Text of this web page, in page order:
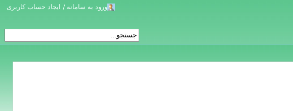
ورود به سامانه / ایجاد حساب کاربری